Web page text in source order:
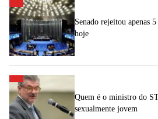
Senado rejeitou apenas
hoje
Quem é o ministro do
sexualmente jovem